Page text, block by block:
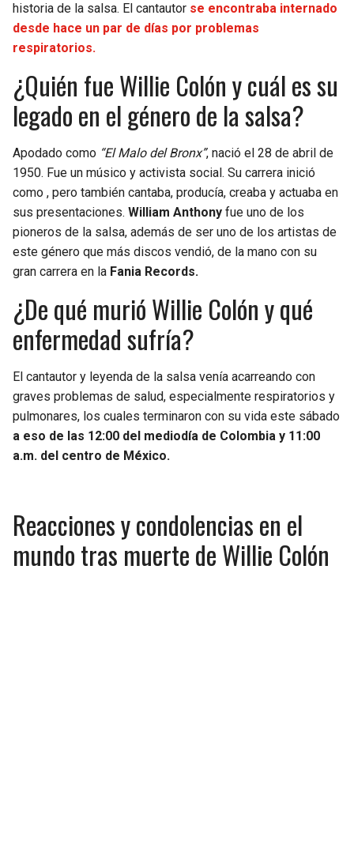
historia de la salsa. El cantautor se encontraba internado
desde hace un par de días por problemas
respiratorios.
¿Quién fue Willie Colón y cuál es su
legado en el género de la salsa?
Apodado como “El Malo del Bronx”, nació el 28 de abril de
1950. Fue un músico y activista social. Su carrera inició
como , pero también cantaba, producía, creaba y actuaba en
sus presentaciones. William Anthony fue uno de los
pioneros de la salsa, además de ser uno de los artistas de
este género que más discos vendió, de la mano con su
gran carrera en la Fania Records.
¿De qué murió Willie Colón y qué
enfermedad sufría?
El cantautor y leyenda de la salsa venía acarreando con
graves problemas de salud, especialmente respiratorios y
pulmonares, los cuales terminaron con su vida este sábado
a eso de las 12:00 del mediodía de Colombia y 11:00
a.m. del centro de México.
Reacciones y condolencias en el
mundo tras muerte de Willie Colón